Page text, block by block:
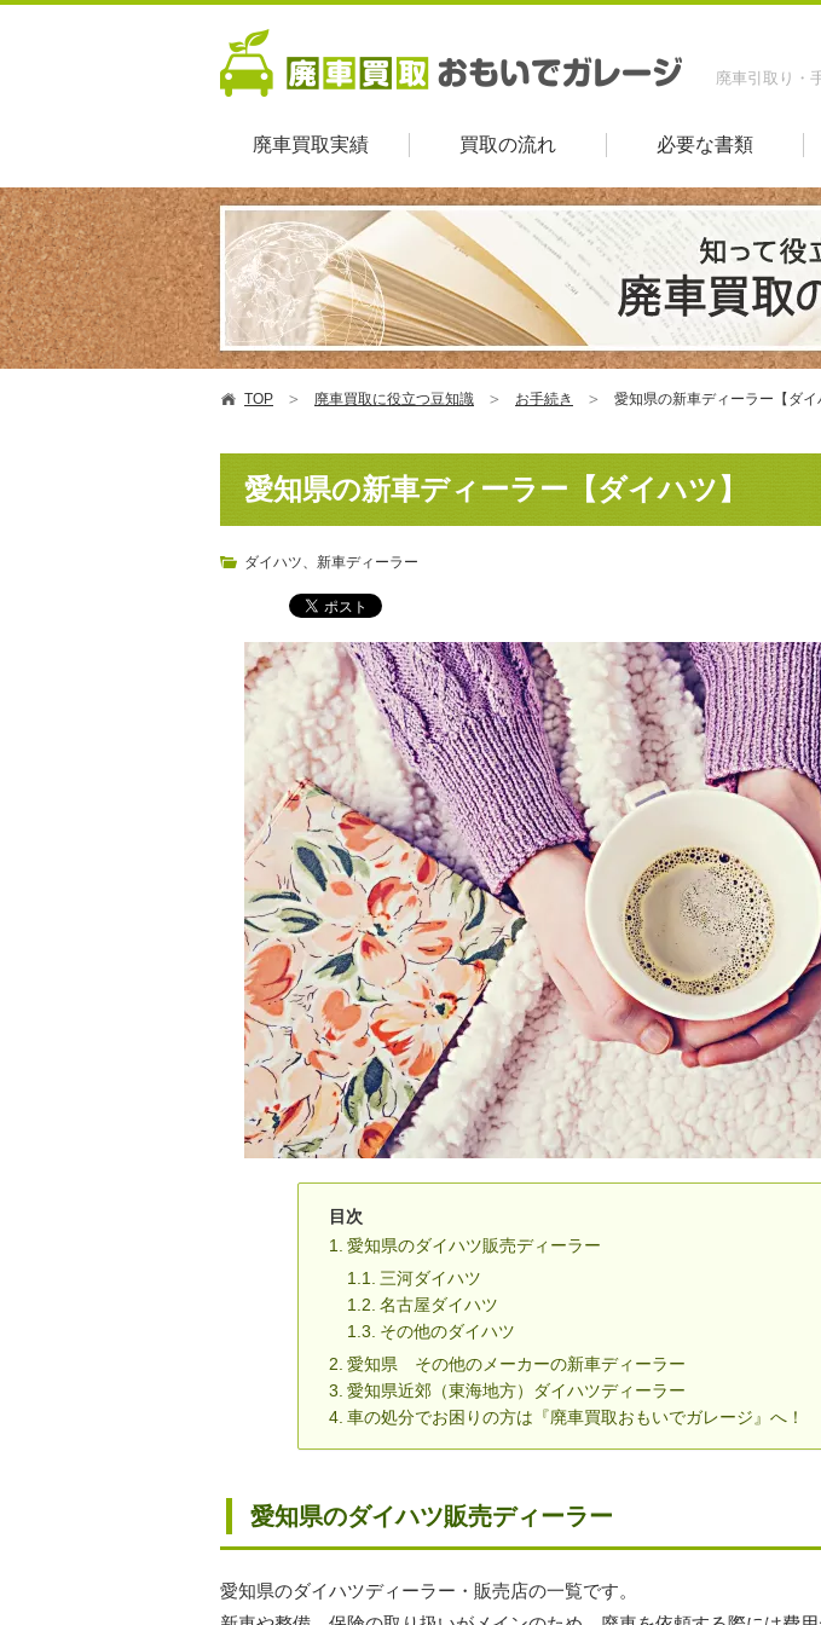
廃車引取り・
廃車買取実績 買取の流れ 必要な書類
TOP 廃車買取に役立つ豆知識 お手続き 愛知県の新車ディーラー【ダイ
愛知県の新車ディーラー【ダイハツ】
ダイハツ、 新車ディーラー
目次
愛知県のダイハツ販売ディーラー
三河ダイハツ
名古屋ダイハツ
その他のダイハツ
愛知県 その他のメーカーの新車ディーラー
愛知県近郊（東海地方）ダイハツディーラー
車の処分でお困りの方は『廃車買取おもいでガレージ』へ！
愛知県のダイハツ販売ディーラー
愛知県のダイハツディーラー・販売店の一覧です。